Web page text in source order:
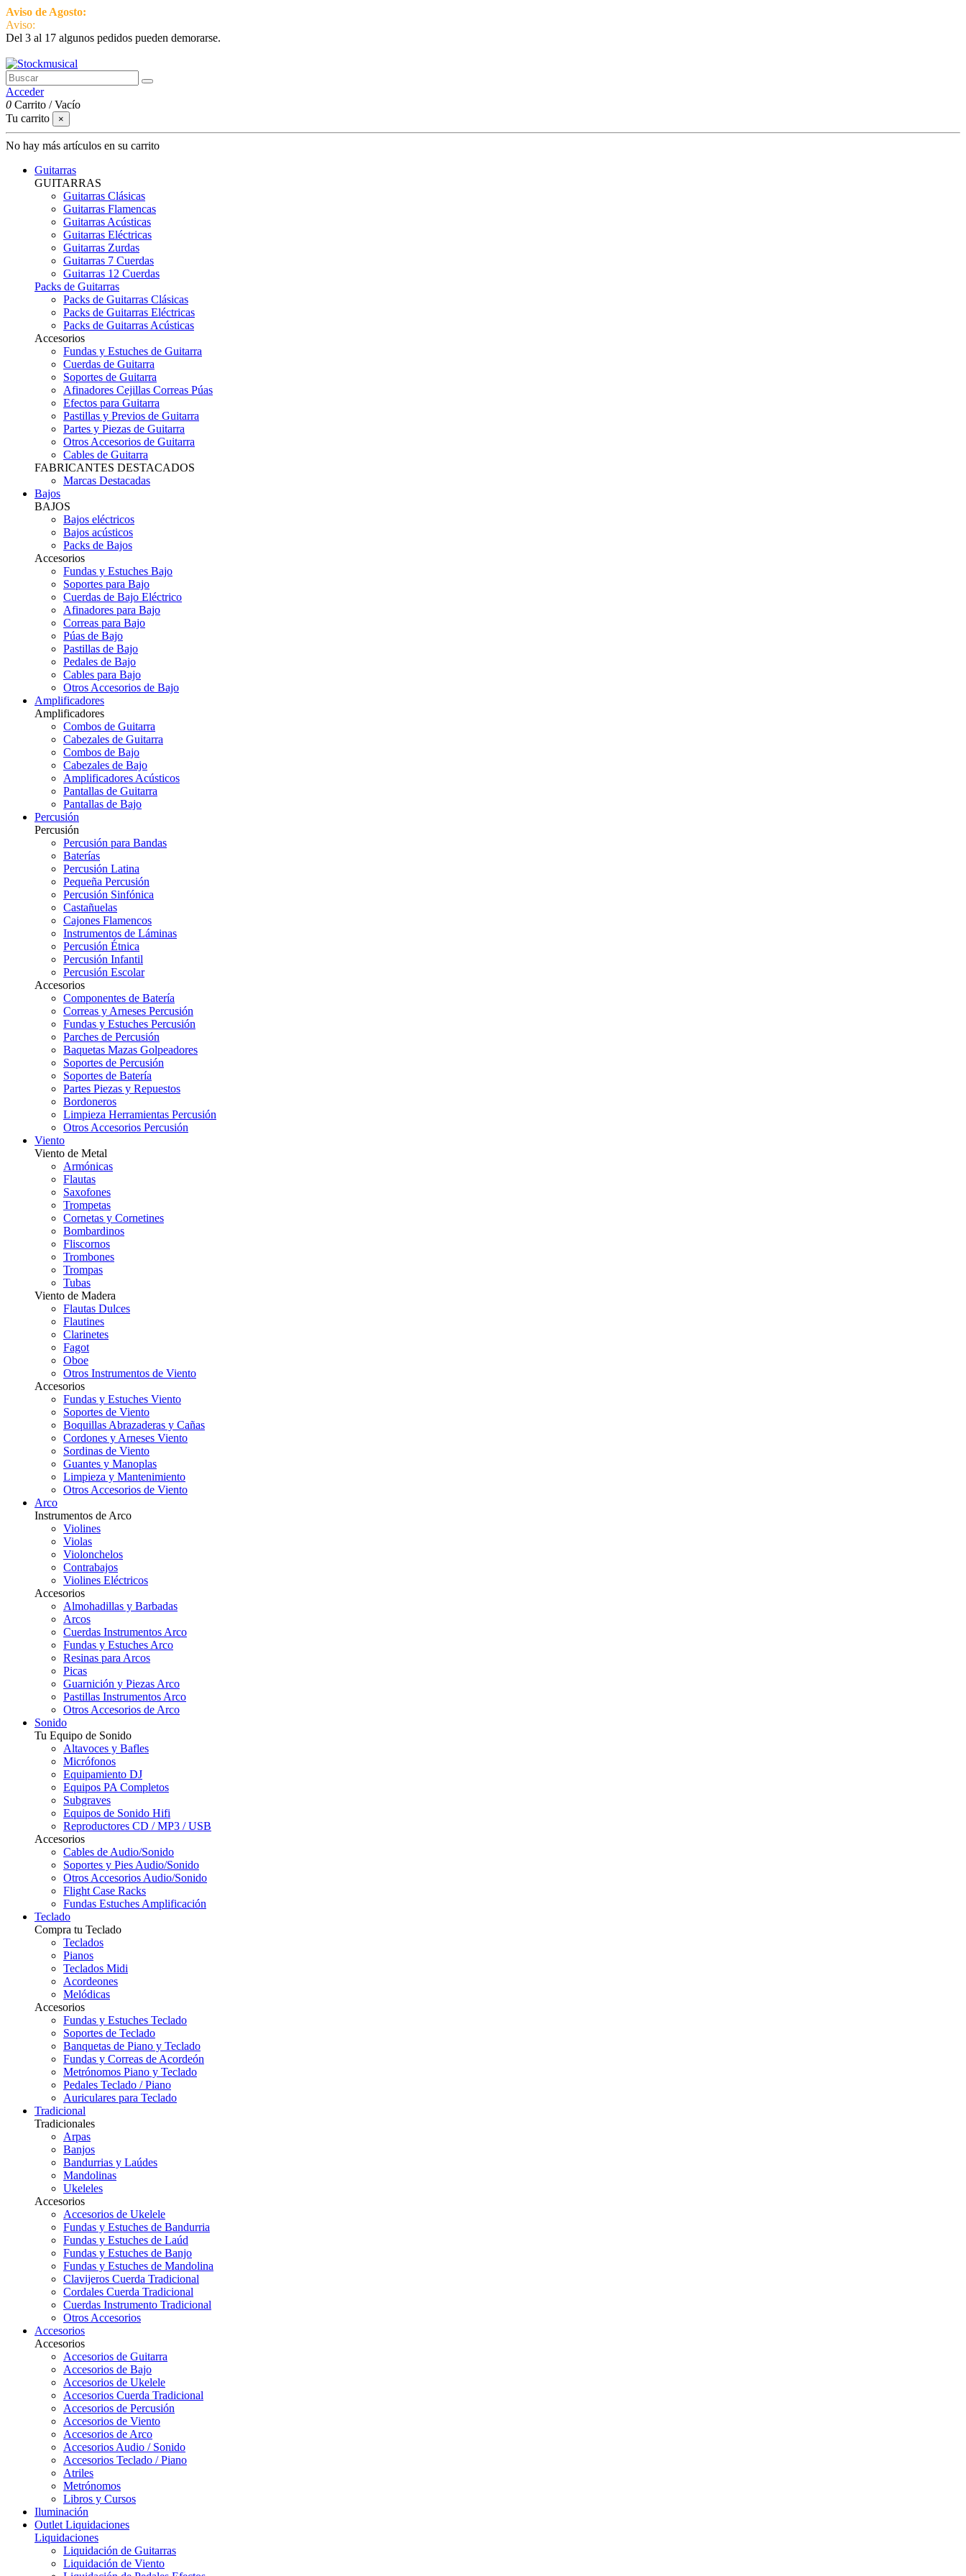
Aviso de Agosto:
Aviso:
Del 3 al 17 algunos pedidos pueden demorarse.
Acceder
0 Carrito /Vacío
Tu carrito
×
No hay más artículos en su carrito
Guitarras
GUITARRAS
Guitarras Clásicas
Guitarras Flamencas
Guitarras Acústicas
Guitarras Eléctricas
Guitarras Zurdas
Guitarras 7 Cuerdas
Guitarras 12 Cuerdas
Packs de Guitarras
Packs de Guitarras Clásicas
Packs de Guitarras Eléctricas
Packs de Guitarras Acústicas
Accesorios
Fundas y Estuches de Guitarra
Cuerdas de Guitarra
Soportes de Guitarra
Afinadores Cejillas Correas Púas
Efectos para Guitarra
Pastillas y Previos de Guitarra
Partes y Piezas de Guitarra
Otros Accesorios de Guitarra
Cables de Guitarra
FABRICANTES DESTACADOS
Marcas Destacadas
Bajos
BAJOS
Bajos eléctricos
Bajos acústicos
Packs de Bajos
Accesorios
Fundas y Estuches Bajo
Soportes para Bajo
Cuerdas de Bajo Eléctrico
Afinadores para Bajo
Correas para Bajo
Púas de Bajo
Pastillas de Bajo
Pedales de Bajo
Cables para Bajo
Otros Accesorios de Bajo
Amplificadores
Amplificadores
Combos de Guitarra
Cabezales de Guitarra
Combos de Bajo
Cabezales de Bajo
Amplificadores Acústicos
Pantallas de Guitarra
Pantallas de Bajo
Percusión
Percusión
Percusión para Bandas
Baterías
Percusión Latina
Pequeña Percusión
Percusión Sinfónica
Castañuelas
Cajones Flamencos
Instrumentos de Láminas
Percusión Étnica
Percusión Infantil
Percusión Escolar
Accesorios
Componentes de Batería
Correas y Arneses Percusión
Fundas y Estuches Percusión
Parches de Percusión
Baquetas Mazas Golpeadores
Soportes de Percusión
Soportes de Batería
Partes Piezas y Repuestos
Bordoneros
Limpieza Herramientas Percusión
Otros Accesorios Percusión
Viento
Viento de Metal
Armónicas
Flautas
Saxofones
Trompetas
Cornetas y Cornetines
Bombardinos
Fliscornos
Trombones
Trompas
Tubas
Viento de Madera
Flautas Dulces
Flautines
Clarinetes
Fagot
Oboe
Otros Instrumentos de Viento
Accesorios
Fundas y Estuches Viento
Soportes de Viento
Boquillas Abrazaderas y Cañas
Cordones y Arneses Viento
Sordinas de Viento
Guantes y Manoplas
Limpieza y Mantenimiento
Otros Accesorios de Viento
Arco
Instrumentos de Arco
Violines
Violas
Violonchelos
Contrabajos
Violines Eléctricos
Accesorios
Almohadillas y Barbadas
Arcos
Cuerdas Instrumentos Arco
Fundas y Estuches Arco
Resinas para Arcos
Picas
Guarnición y Piezas Arco
Pastillas Instrumentos Arco
Otros Accesorios de Arco
Sonido
Tu Equipo de Sonido
Altavoces y Bafles
Micrófonos
Equipamiento DJ
Equipos PA Completos
Subgraves
Equipos de Sonido Hifi
Reproductores CD / MP3 / USB
Accesorios
Cables de Audio/Sonido
Soportes y Pies Audio/Sonido
Otros Accesorios Audio/Sonido
Flight Case Racks
Fundas Estuches Amplificación
Teclado
Compra tu Teclado
Teclados
Pianos
Teclados Midi
Acordeones
Melódicas
Accesorios
Fundas y Estuches Teclado
Soportes de Teclado
Banquetas de Piano y Teclado
Fundas y Correas de Acordeón
Metrónomos Piano y Teclado
Pedales Teclado / Piano
Auriculares para Teclado
Tradicional
Tradicionales
Arpas
Banjos
Bandurrias y Laúdes
Mandolinas
Ukeleles
Accesorios
Accesorios de Ukelele
Fundas y Estuches de Bandurria
Fundas y Estuches de Laúd
Fundas y Estuches de Banjo
Fundas y Estuches de Mandolina
Clavijeros Cuerda Tradicional
Cordales Cuerda Tradicional
Cuerdas Instrumento Tradicional
Otros Accesorios
Accesorios
Accesorios
Accesorios de Guitarra
Accesorios de Bajo
Accesorios de Ukelele
Accesorios Cuerda Tradicional
Accesorios de Percusión
Accesorios de Viento
Accesorios de Arco
Accesorios Audio / Sonido
Accesorios Teclado / Piano
Atriles
Metrónomos
Libros y Cursos
Iluminación
Outlet Liquidaciones
Liquidaciones
Liquidación de Guitarras
Liquidación de Viento